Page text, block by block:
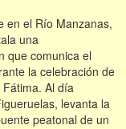
en el Río Manzanas,
una
que comunica el
la celebración de
Al día
levanta la
peatonal de un